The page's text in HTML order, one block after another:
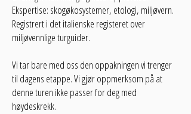
Ekspertise: skogøkosystemer, etologi, miljøvern.
Registrert i det italienske registeret over
miljøvennlige turguider.
Vi tar bare med oss den oppakningen vi trenger
til dagens etappe. Vi gjør oppmerksom på at
denne turen ikke passer for deg med
høydeskrekk.